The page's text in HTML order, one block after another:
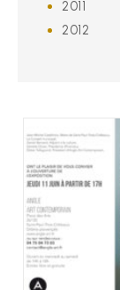
2011
2012